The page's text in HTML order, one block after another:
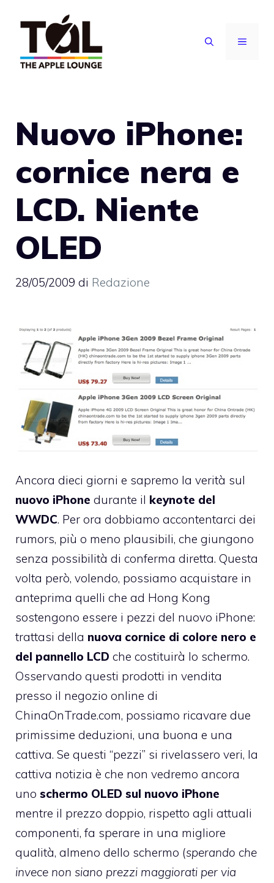
contenuto
MENU
Nuovo iPhone:
cornice nera e
LCD. Niente
OLED
28/05/2009 di Redazione
Ancora dieci giorni e sapremo la verità sul
nuovo iPhone durante il keynote del
WWDC. Per ora dobbiamo accontentarci dei
rumors, più o meno plausibili, che giungono
senza possibilità di conferma diretta. Questa
volta però, volendo, possiamo acquistare in
anteprima quelli che ad Hong Kong
sostengono essere i pezzi del nuovo iPhone:
trattasi della nuova cornice di colore nero e
del pannello LCD che costituirà lo schermo.
Osservando questi prodotti in vendita
presso il negozio online di
ChinaOnTrade.com, possiamo ricavare due
primissime deduzioni, una buona e una
cattiva. Se questi “pezzi” si rivelassero veri, la
cattiva notizia è che non vedremo ancora
uno schermo OLED sul nuovo iPhone
mentre il prezzo doppio, rispetto agli attuali
componenti, fa sperare in una migliore
qualità, almeno dello schermo (sperando che
invece non siano prezzi maggiorati per via